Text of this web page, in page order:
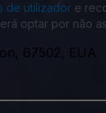
de utilizador e
optar por não
67502, EUA